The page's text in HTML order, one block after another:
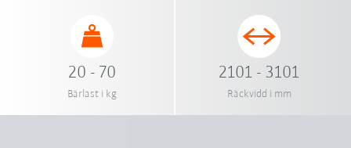
20 - 70
Bärlast i kg
2101 - 3101
Räckvidd i mm